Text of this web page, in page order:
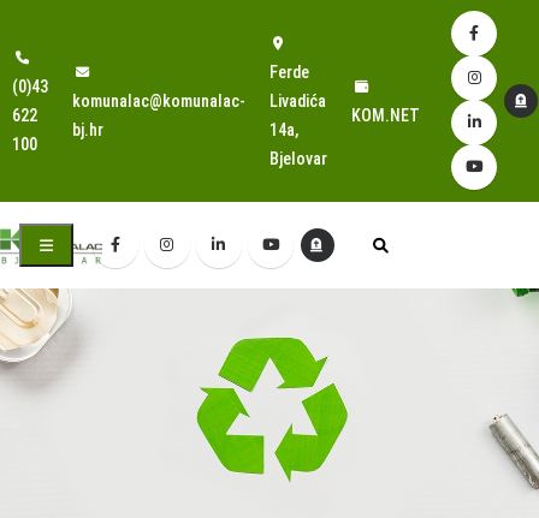
(0)43
622
100
komunalac@komunalac-
bj.hr
Ferde
Livadića
14a,
Bjelovar
KOM.NET